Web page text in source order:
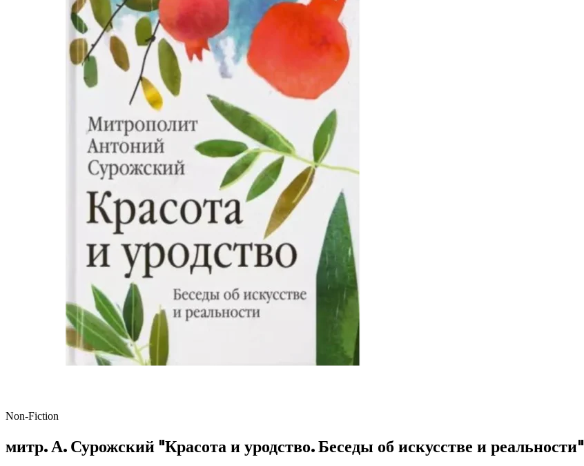
Non-Fiction
митр. А. Сурожский "Красота и уродство. Беседы об искусстве и реальности"